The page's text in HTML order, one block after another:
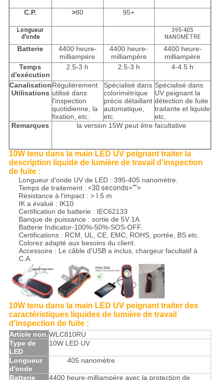
C.P. >80 95+
Longueur
d'onde
395-405
NANOMÈTRE
Batterie
4400 heure-
milliampère
4400 heure-
milliampère
4400 heure-
milliampère
Temps
d'exécution
2.5-3 h 2.5-3 h 4-4.5 h
Canalisation
Utilisations
Régulièrement
utilisé dans
l'inspection
quotidienne, la
fixation, etc.
Spécialisé dans
colorimétrique
précis détaillant
automatique,
etc.
Spécialisé dans
UV peignant la
détection de fuite
traitante et liquide
etc.
Remarques
la version 15W peut être facultative
10W tenu dans la main LED UV peignant traiter la
description liquide de lumière de travail d'inspection
de fuite :
Longueur d'onde UV de LED : 395-405 nanomètre.
Temps de traitement : <30 seconds="">
Résistance à l'impact : > I.5 m
IK a évalué : IK10
Certification de batterie : IEC62133
Banque de puissance : sortie de 5V 1A
Batterie Indicator-100%-50%-SOS-OFF.
Certifications : RCM, UL, CE, EMC, ROHS, portée, BS.etc.
Colorez adapté aux besoins du client.
Accessoire : Le câble d'USB a inclus, chargeur facultatif à
C.A.
10W tenu dans la main LED UV peignant traiter des
caractéristiques liquides de lumière de travail
d'inspection de fuite :
Article non.WLC810RU
Type de
LED
10W LED UV
Longueur
d'onde
405 nanomètre
Batterie 4400 heure-milliampère avec la protection de